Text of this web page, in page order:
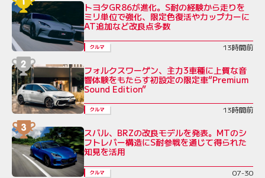
トヨタGR86が進化。S耐の経験から走りを
ミリ単位で強化、限定色復活やカップカーに
AT追加など改良点多数
クルマ 13時間前
フォルクスワーゲン、主力3車種に上質な音
響体験をもたらす初設定の限定車“Premium
Sound Edition”
クルマ 13時間前
スバル、BRZの改良モデルを発表。MTのシ
フトレバー構造にS耐参戦を通じて得られた
知見を活用
クルマ 07-30